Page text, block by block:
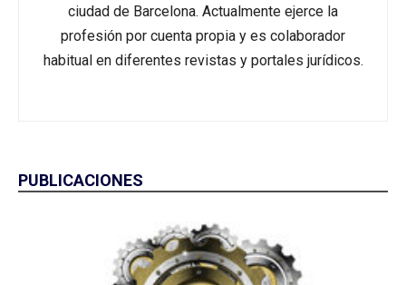
ciudad de Barcelona. Actualmente ejerce la
profesión por cuenta propia y es colaborador
habitual en diferentes revistas y portales jurídicos.
PUBLICACIONES